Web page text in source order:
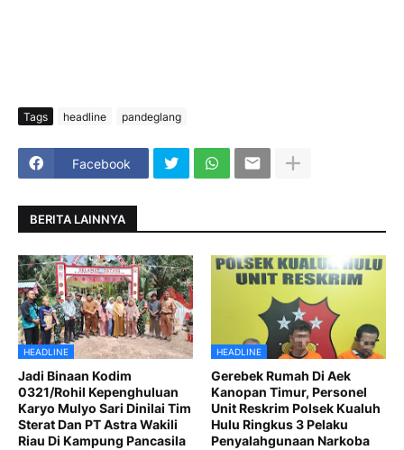
Tags headline pandeglang
Facebook
BERITA LAINNYA
HEADLINE
Jadi Binaan Kodim
0321/Rohil Kepenghuluan
Karyo Mulyo Sari Dinilai Tim
Sterat Dan PT Astra Wakili
Riau Di Kampung Pancasila
HEADLINE
Gerebek Rumah Di Aek
Kanopan Timur, Personel
Unit Reskrim Polsek Kualuh
Hulu Ringkus 3 Pelaku
Penyalahgunaan Narkoba